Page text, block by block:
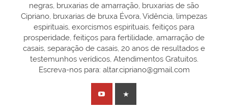
negras, bruxarias de amarração, bruxarias de são
Cipriano, bruxarias de bruxa Évora, Vidência, limpezas
espirituais, exorcismos espirituais, feitiços para
prosperidade, feitiços para fertilidade, amarração de
casais, separação de casais, 20 anos de resultados e
testemunhos verídicos, Atendimentos Gratuitos.
Escreva-nos para: altar.cipriano@gmail.com